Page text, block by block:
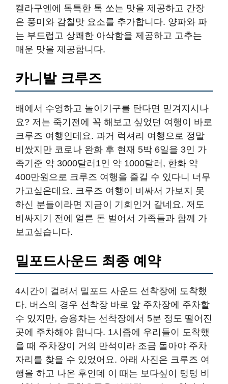
켈라구엔에 독특한 톡 쏘는 맛을 제공하고 간장
은 풍미와 감칠맛 요소를 추가합니다. 양파와 파
는 부드럽고 상쾌한 아삭함을 제공하고 고추는
매운 맛을 제공합니다.
카니발 크루즈
배에서 수영하고 놀이기구를 탄다면 믿겨지시나
요? 저는 죽기전에 꼭 해보고 싶었던 여행이 바로
크루즈 여행인데요. 과거 럭셔리 여행으로 정말
비쌌지만 코로나 완화 후 현재 5박 6일을 3인 가
족기준 약 3000달러1인 약 1000달러, 한화 약
400만원으로 크루즈 여행을 즐길 수 있다니 너무
가고싶은데요. 크루즈 여행이 비싸서 가보지 못
하신 분들이라면 지금이 기회인거 같네요. 저도
비싸지기 전에 얼른 돈 벌어서 가족들과 함께 가
보고싶습니다.
밀포드사운드 최종 예약
4시간이 걸려서 밀포드 사운드 선착장에 도착했
다. 버스의 경우 선착장 바로 앞 주차장에 주차할
수 있지만, 승용차는 선착장에서 5분 정도 떨어진
곳에 주차해야 합니다. 1시즘에 우리들이 도착했
을 때 주차장이 거의 만석이라 조금 돌아야 주차
자리를 찾을 수 있었어요. 아래 사진은 크루즈 여
행을 하고 나온 후인데 이 때는 보다싶이 텅텅 비